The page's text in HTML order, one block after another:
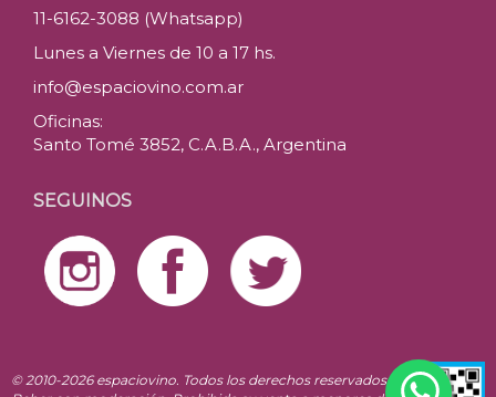
11-6162-3088 (Whatsapp)
Lunes a Viernes de 10 a 17 hs.
info@espaciovino.com.ar
Oficinas:
Santo Tomé 3852, C.A.B.A., Argentina
SEGUINOS
© 2010-2026 espaciovino. Todos los derechos reservados.